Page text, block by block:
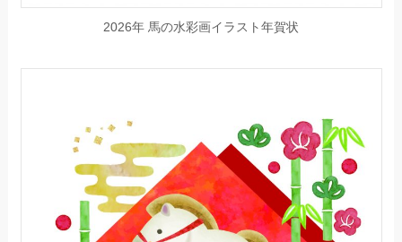
2026年 馬の水彩画イラスト年賀状